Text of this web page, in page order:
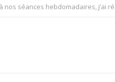
nos séances hebdomadaires, j’ai